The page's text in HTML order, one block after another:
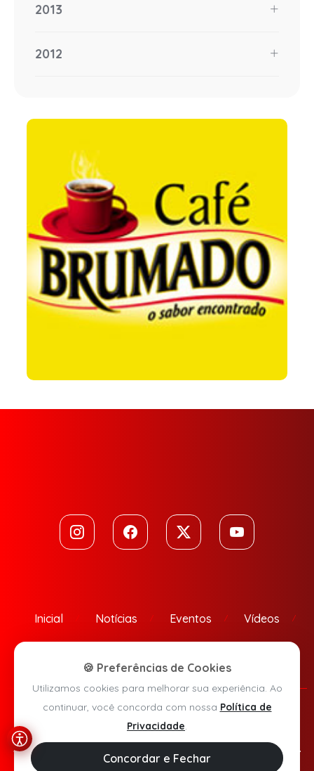
2013
2012
Inicial Notícias Eventos Vídeos
Política de Privacidade
Agora Sudoeste © 2026 - Todos os direitos reservados.
🍪 Preferências de Cookies
Utilizamos cookies para melhorar sua experiência. Ao
continuar, você concorda com nossa Política de
Privacidade.
Concordar e Fechar